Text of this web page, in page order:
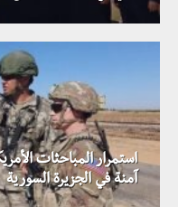
استمرار المباحثات
آمنة في الجزيرة السورية